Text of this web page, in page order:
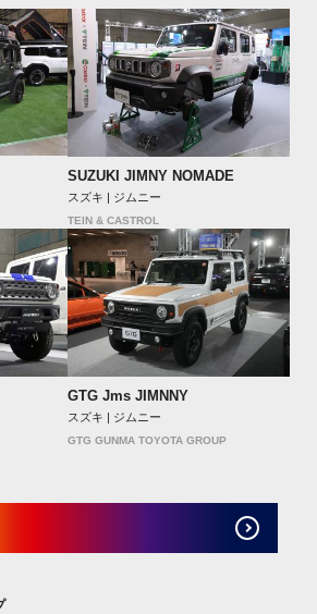
SUZUKI JIMNY NOMADE
スズキ | ジムニー
TEIN & CASTROL
GTG Jms JIMNNY
スズキ | ジムニー
GTG GUNMA TOYOTA GROUP